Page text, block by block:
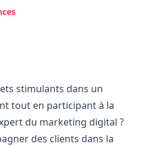
stimulants dans un
tout en participant à la
du marketing digital ?
des clients dans la